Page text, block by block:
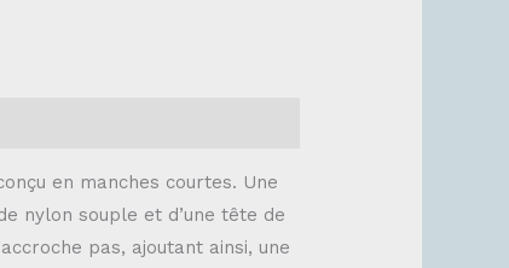
en manches courtes. Une
nylon souple et d’une tête de
pas, ajoutant ainsi, une